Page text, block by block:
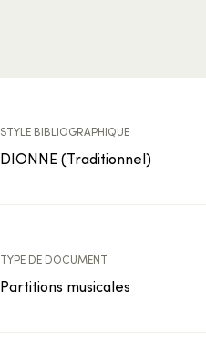
STYLE BIBLIOGRAPHIQUE
DIONNE (Traditionnel)
TYPE DE DOCUMENT
Partitions musicales